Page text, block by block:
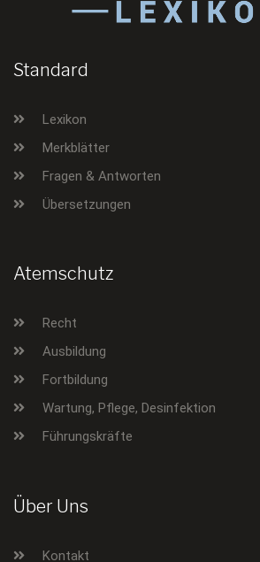
Standard
Lexikon
Merkblätter
Fragen & Antworten
Übersetzungen
Atemschutz
Recht
Ausbildung
Fortbildung
Wartung, Pflege, Desinfektion
Führungskräfte
Über Uns
Kontakt